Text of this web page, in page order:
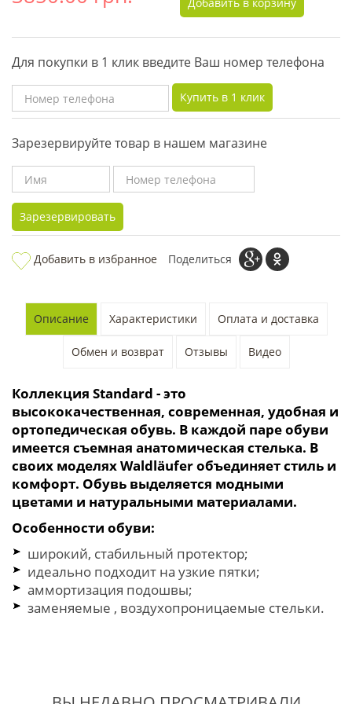
Для покупки в 1 клик введите Ваш номер телефона
Купить в 1 клик
Зарезервируйте товар в нашем магазине
Зарезервировать
Добавить в избранное Поделиться
Описание Характеристики Оплата и доставка
Обмен и возврат Отзывы Видео
Коллекция Standard - это
высококачественная, современная, удобная и
ортопедическая обувь. В каждой паре обуви
имеется съемная анатомическая стелька. В
своих моделях Waldläufer объединяет стиль и
комфорт. Обувь выделяется модными
цветами и натуральными материалами.
Особенности обуви:
широкий, стабильный протектор;
идеально подходит на узкие пятки;
аммортизация подошвы;
заменяемые , воздухопроницаемые стельки.